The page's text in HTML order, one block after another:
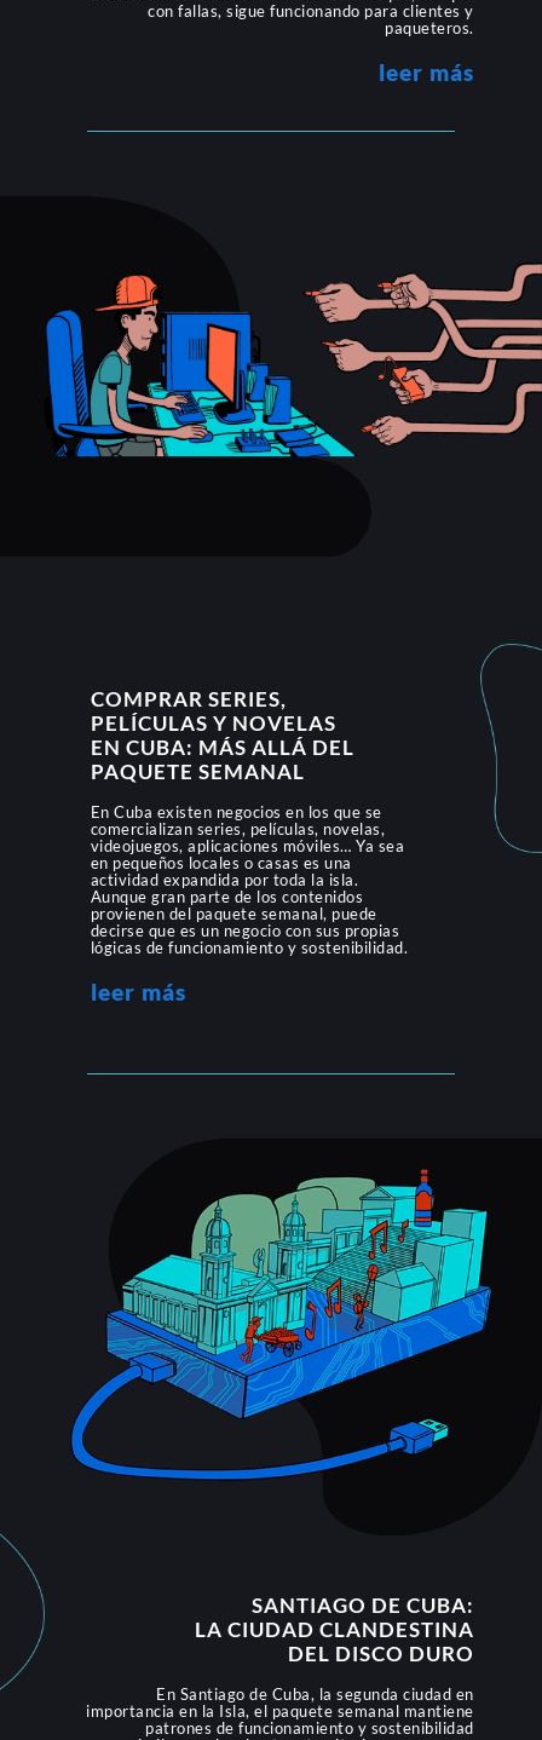
con fallas, sigue funcionando para clientes y
paqueteros.
leer más
COMPRAR SERIES,
PELÍCULAS Y NOVELAS
EN CUBA: MÁS ALLÁ DEL
PAQUETE SEMANAL
En Cuba existen negocios en los que se
comercializan series, películas, novelas,
videojuegos, aplicaciones móviles… Ya sea
en pequeños locales o casas es una
actividad expandida por toda la isla.
Aunque gran parte de los contenidos
provienen del paquete semanal, puede
decirse que es un negocio con sus propias
lógicas de funcionamiento y sostenibilidad.
leer más
SANTIAGO DE CUBA:
LA CIUDAD CLANDESTINA
DEL DISCO DURO
En Santiago de Cuba, la segunda ciudad en
importancia en la Isla, el paquete semanal mantiene
patrones de funcionamiento y sostenibilidad